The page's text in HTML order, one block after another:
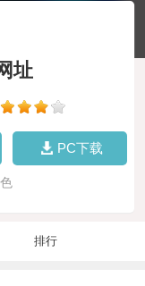
址
PC下载
排行